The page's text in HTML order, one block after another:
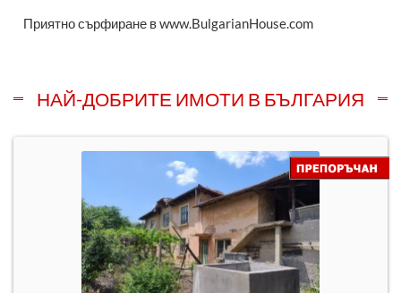
Приятно сърфиране в www.BulgarianHouse.com
НАЙ-ДОБРИТЕ ИМОТИ В БЪЛГАРИЯ